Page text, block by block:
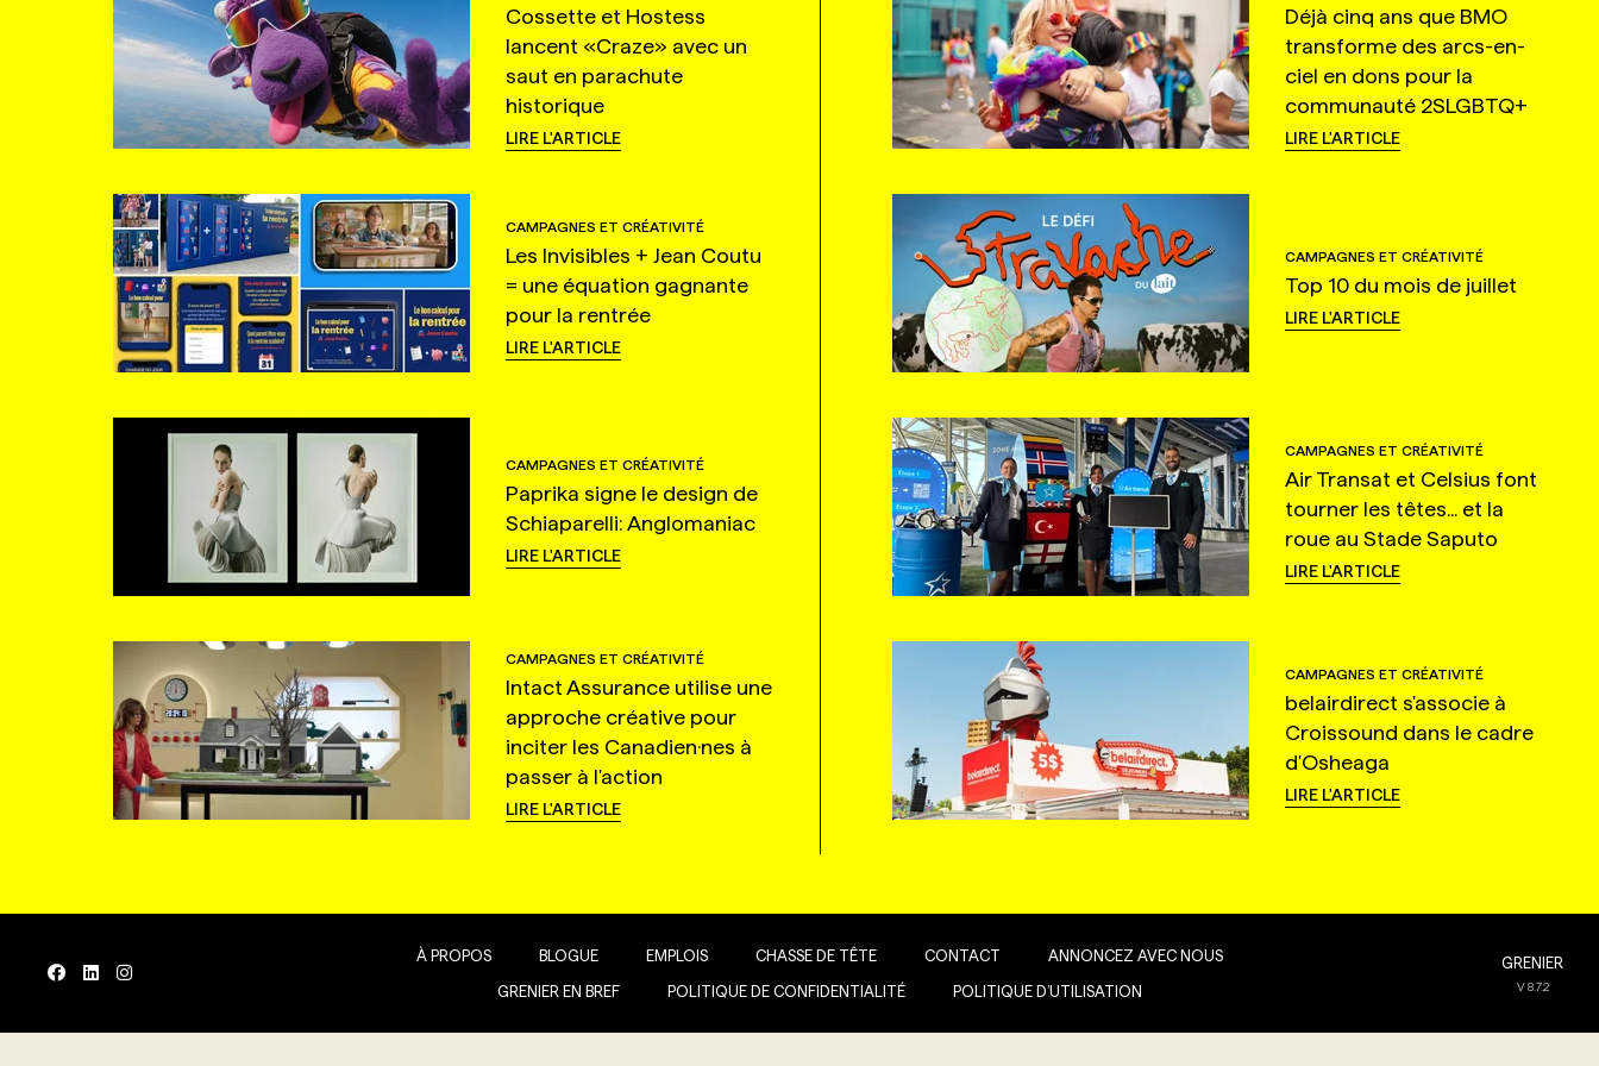
Cossette et Hostess
lancent «Craze» avec un
saut en parachute
historique
LIRE L'ARTICLE
Déjà cinq ans que BMO
transforme des arcs-en-
ciel en dons pour la
communauté 2SLGBTQ+
LIRE L'ARTICLE
CAMPAGNES ET CRÉATIVITÉ
Les Invisibles + Jean Coutu
= une équation gagnante
pour la rentrée
LIRE L'ARTICLE
CAMPAGNES ET CRÉATIVITÉ
Top 10 du mois de juillet
LIRE L'ARTICLE
CAMPAGNES ET CRÉATIVITÉ
Paprika signe le design de
Schiaparelli: Anglomaniac
LIRE L'ARTICLE
CAMPAGNES ET CRÉATIVITÉ
Air Transat et Celsius font
tourner les têtes... et la
roue au Stade Saputo
LIRE L'ARTICLE
CAMPAGNES ET CRÉATIVITÉ
Intact Assurance utilise une
approche créative pour
inciter les Canadien·nes à
passer à l'action
LIRE L'ARTICLE
CAMPAGNES ET CRÉATIVITÉ
belairdirect s'associe à
Croissound dans le cadre
d'Osheaga
LIRE L'ARTICLE
À PROPOS BLOGUE EMPLOIS CHASSE DE TÊTE CONTACT ANNONCEZ AVEC NOUS
GRENIER EN BREF POLITIQUE DE CONFIDENTIALITÉ POLITIQUE D’UTILISATION
GRENIER
V8.7.2